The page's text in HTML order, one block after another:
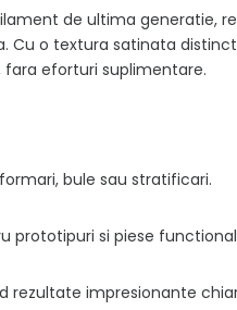
de ultima generatie,
o textura satinata
eforturi suplimentare.
bule sau stratificari.
prototipuri si piese
impresionante